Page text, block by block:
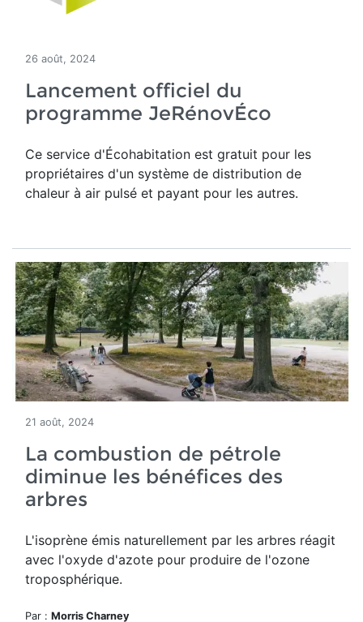
26 août, 2024
Lancement officiel du
programme JeRénovÉco
Ce service d'Écohabitation est gratuit pour les
propriétaires d'un système de distribution de
chaleur à air pulsé et payant pour les autres.
21 août, 2024
La combustion de pétrole
diminue les bénéfices des
arbres
L'isoprène émis naturellement par les arbres réagit
avec l'oxyde d'azote pour produire de l'ozone
troposphérique.
Par : Morris Charney